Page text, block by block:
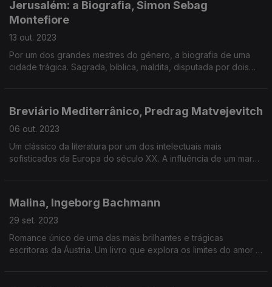
Jerusalém: a Biografia, Simon Sebag
Montefiore
13 out. 2023
Por um dos grandes mestres do género, a biografia de uma
cidade trágica. Sagrada, bíblica, maldita, disputada por dois
Breviário Mediterrânico, Predrag Matvejevitch
06 out. 2023
Um clássico da literatura por um dos intelectuais mais
sofisticados da Europa do século XX. A influência de um mar
Malina, Ingeborg Bachmann
29 set. 2023
Romance único de uma das mais brilhantes e trágicas
escritoras da Áustria. Um livro que explora os limites do amor e